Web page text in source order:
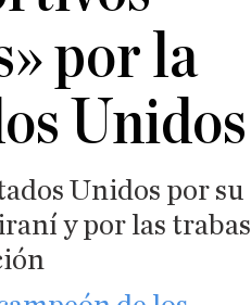
por la
Unidos
Unidos por su
y por las trabas